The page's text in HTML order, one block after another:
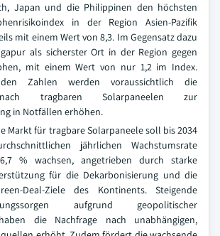
Japan und die Philippinen den höchsten
in der Region Asien-Pazifik
mit einem Wert von 8,3. Im Gegensatz dazu
als sicherster Ort in der Region gegen
mit einem Wert von nur 1,2 im Index.
Zahlen werden voraussichtlich die
tragbaren Solarpaneelen zur
in Notfällen erhöhen.
Markt für tragbare Solarpaneele soll bis 2034
jährlichen Wachstumsrate
% wachsen, angetrieben durch starke
für die Dekarbonisierung und die
Deal-Ziele des Kontinents. Steigende
aufgrund geopolitischer
die Nachfrage nach unabhängigen,